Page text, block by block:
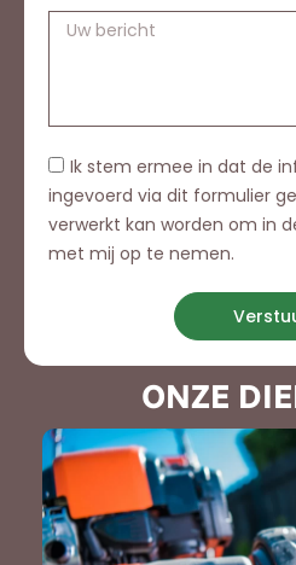
Ik stem ermee in dat de
ingevoerd via dit formulier
verwerkt kan worden om in
met mij op te nemen.
ONZE